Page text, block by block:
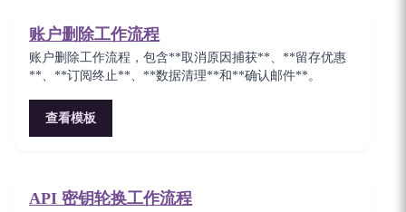
账户删除工作流程
账户删除工作流程，包含**取消原因捕获**、**留存优惠
**、**订阅终止**、**数据清理**和**确认邮件**。
查看模板
API 密钥轮换工作流程